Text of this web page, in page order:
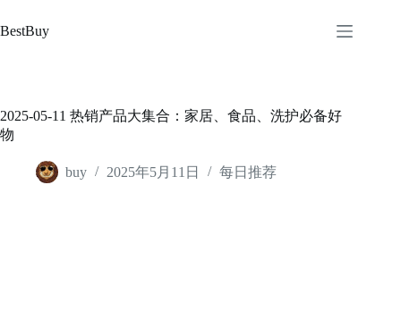
至
BestBuy
2025-05-11 热销产品大集合：家居、食品、洗护必备好
物
buy 2025年5月11日 每日推荐